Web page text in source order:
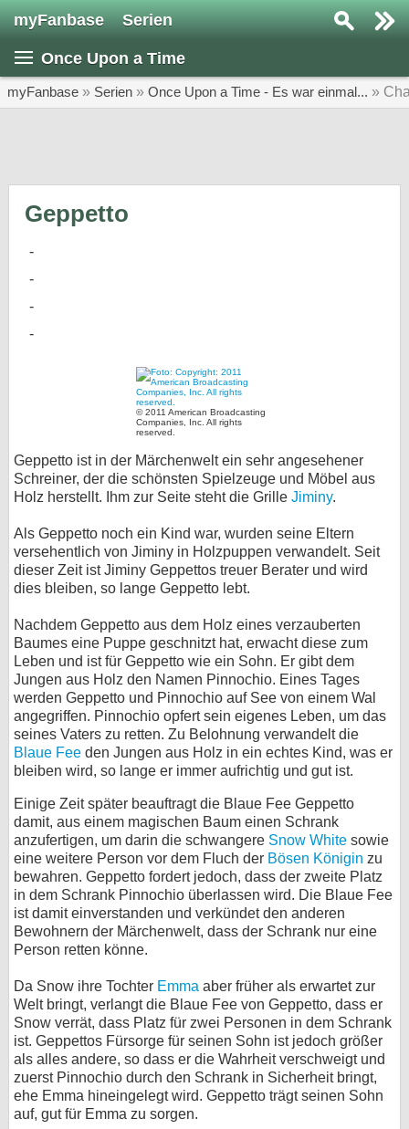
myFanbase Serien
Once Upon a Time
myFanbase » Serien » Once Upon a Time - Es war einmal... »
Geppetto
© 2011 American Broadcasting
Companies, Inc. All rights
reserved.
Geppetto ist in der Märchenwelt ein sehr angesehener
Schreiner, der die schönsten Spielzeuge und Möbel aus
Holz herstellt. Ihm zur Seite steht die Grille Jiminy.
Als Geppetto noch ein Kind war, wurden seine Eltern
versehentlich von Jiminy in Holzpuppen verwandelt. Seit
dieser Zeit ist Jiminy Geppettos treuer Berater und wird
dies bleiben, so lange Geppetto lebt.
Nachdem Geppetto aus dem Holz eines verzauberten
Baumes eine Puppe geschnitzt hat, erwacht diese zum
Leben und ist für Geppetto wie ein Sohn. Er gibt dem
Jungen aus Holz den Namen Pinnochio. Eines Tages
werden Geppetto und Pinnochio auf See von einem Wal
angegriffen. Pinnochio opfert sein eigenes Leben, um das
seines Vaters zu retten. Zu Belohnung verwandelt die
Blaue Fee den Jungen aus Holz in ein echtes Kind, was er
bleiben wird, so lange er immer aufrichtig und gut ist.
Einige Zeit später beauftragt die Blaue Fee Geppetto
damit, aus einem magischen Baum einen Schrank
anzufertigen, um darin die schwangere Snow White sowie
eine weitere Person vor dem Fluch der Bösen Königin zu
bewahren. Geppetto fordert jedoch, dass der zweite Platz
in dem Schrank Pinnochio überlassen wird. Die Blaue Fee
ist damit einverstanden und verkündet den anderen
Bewohnern der Märchenwelt, dass der Schrank nur eine
Person retten könne.
Da Snow ihre Tochter Emma aber früher als erwartet zur
Welt bringt, verlangt die Blaue Fee von Geppetto, dass er
Snow verrät, dass Platz für zwei Personen in dem Schrank
ist. Geppettos Fürsorge für seinen Sohn ist jedoch größer
als alles andere, so dass er die Wahrheit verschweigt und
zuerst Pinnochio durch den Schrank in Sicherheit bringt,
ehe Emma hineingelegt wird. Geppetto trägt seinen Sohn
auf, gut für Emma zu sorgen.
Home
SERIEN
Forum
bei Facebook
Kontakt
Nutzungsbedingungen
Cookie-Einstellungen
Impressum
Desktop-Ansicht
myFanbase